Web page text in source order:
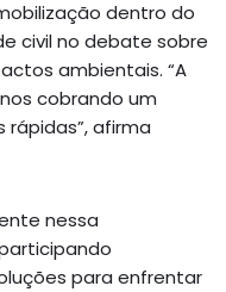
dentro do
civil no debate sobre
ambientais. “A
cobrando um
afirma
nessa
para enfrentar